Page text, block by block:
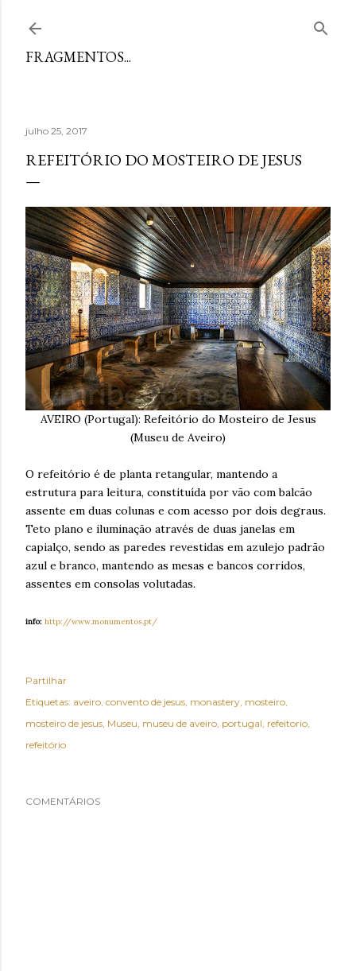
FRAGMENTOS...
julho 25, 2017
REFEITÓRIO DO MOSTEIRO DE JESUS
AVEIRO (Portugal): Refeitório do Mosteiro de Jesus
(Museu de Aveiro)
O refeitório é de planta retangular, mantendo a
estrutura para leitura, constituída por vão com balcão
assente em duas colunas e com acesso por dois degraus.
Teto plano e iluminação através de duas janelas em
capialço, sendo as paredes revestidas em azulejo padrão
azul e branco, mantendo as mesas e bancos corridos,
assentes em consolas volutadas.
info: http://www.monumentos.pt/
Partilhar
Etiquetas: aveiro convento de jesus monastery mosteiro
mosteiro de jesus Museu museu de aveiro portugal refeitorio
refeitório
COMENTÁRIOS